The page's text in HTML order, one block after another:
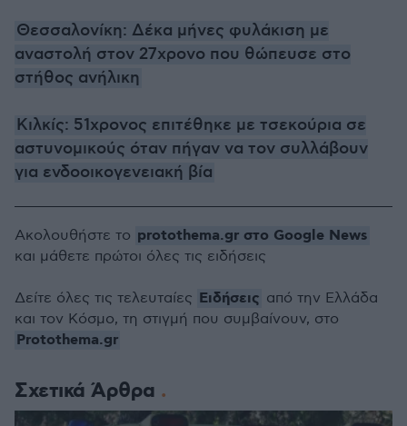
Θεσσαλονίκη: Δέκα μήνες φυλάκιση με
αναστολή στον 27χρονο που θώπευσε στο
στήθος ανήλικη
Κιλκίς: 51χρονος επιτέθηκε με τσεκούρια σε
αστυνομικούς όταν πήγαν να τον συλλάβουν
για ενδοοικογενειακή βία
Σχετικά Άρθρα
Ακολουθήστε το protothema.gr στο Google News
και μάθετε πρώτοι όλες τις ειδήσεις
Δείτε όλες τις τελευταίες Ειδήσεις από την Ελλάδα
και τον Κόσμο, τη στιγμή που συμβαίνουν, στο
Protothema.gr